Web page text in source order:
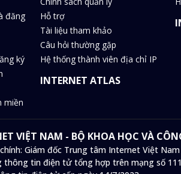
đăng
ký
miền
Hỗ trợ
Tài liệu tham khảo
Câu hỏi thường gặp
Hệ thống thành viên địa chỉ IP
INTERNET ATLAS
VIỆT NAM - BỘ KHOA HỌC VÀ
Giám đốc Trung tâm Internet Việt Nam
thông tin điện tử tổng hợp trên mạng số